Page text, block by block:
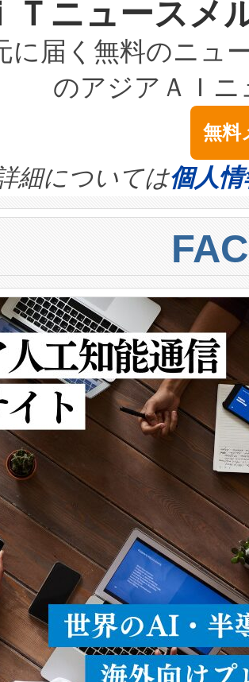
3億～4億ドルかか
任者（CEO）であ
社のfully-connected
用すれば、6,000万
この効率性は、フェ
よう貢献します。こ
ベル契約（SLA）違
能の劣化によるダウ
在データセンターが
provides a
reliability for AI
to ensure battery
Voltaiqは、ai&のAI
ム統合、試運転、
階のデータを監視
でも豊かなディテー
ル範囲を検出
Inspections,
レーザーを搭載。
径化を実現すること
マルモードでは、
で検出でき、これ
て約600メートルに
率10％のターゲッ
最大検知距離は
最大1キロメート
周囲を監視でき、
処理を簡素化でき
2種類のFOVオプシ
ーマルモード、長
替えて使用するこ
、単一のデバイス
。遠距離まで届く
キャ […]
Ｔニュース
に届く無料のニュ
のアジアＡＩ
無料
細については個人